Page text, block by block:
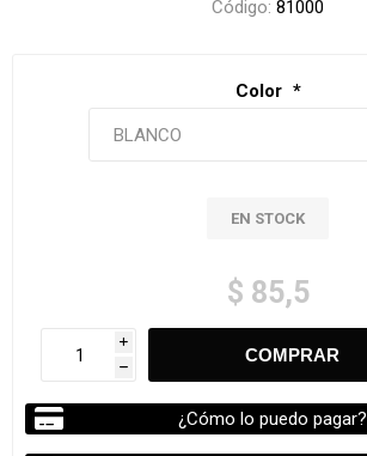
Código: 81000
Color *
EN STOCK
$ 85,5
i
h
¿Cómo lo puedo pagar?